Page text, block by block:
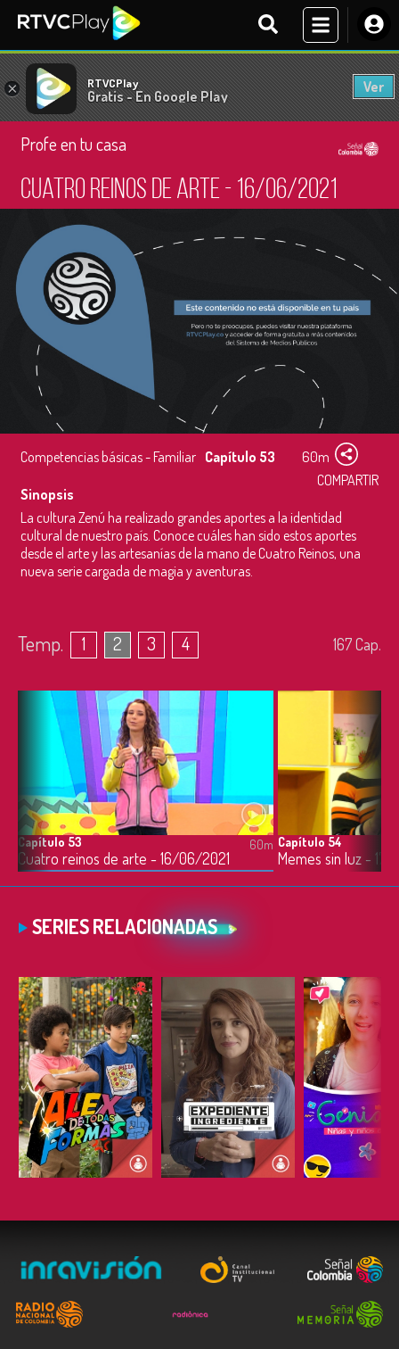
× RTVCPlay
Gratis - En Google Play
Ver
Profe en tu casa
Cuatro reinos de arte - 16/06/2021
Competencias básicas - Familiar Capítulo 53
60m
COMPARTIR
Sinopsis
La cultura Zenú ha realizado grandes aportes a la identidad
cultural de nuestro país. Conoce cuáles han sido estos aportes
desde el arte y las artesanías de la mano de Cuatro Reinos, una
nueva serie cargada de magia y aventuras.
Temp. 1 2 3 4 167Cap.
Capítulo 53
Cuatro reinos de arte - 16/06/2021
60m Capítulo 54
Memes sin luz - 17/
SERIES RELACIONADAS
ESCUCHAR ESCUCHAR